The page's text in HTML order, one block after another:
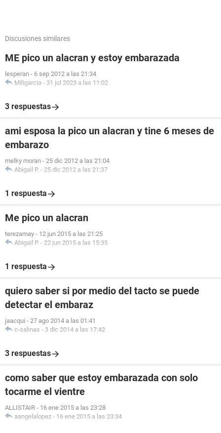
Discusiones similares
ME pico un alacran y estoy embarazada
lesperan - 6 sep 2012 a las 21:34
Miligarcia - 31 jul 2023 a las 11:02
3 respuestas
ami esposa la pico un alacran y tine 6 meses de
embarazo
melky moran - 25 dic 2012 a las 21:04
Abigail P. - 25 dic 2012 a las 21:37
1 respuesta
Me pico un alacran
terezamay - 12 jun 2015 a las 21:25
Abigail P. - 22 jun 2015 a las 15:35
1 respuesta
quiero saber si por medio del tacto se puede
detectar el embaraz
jaacqui - 27 ago 2014 a las 01:41
c-salinas - 3 dic 2014 a las 17:42
3 respuestas
como saber que estoy embarazada con solo
tocarme el vientre
ALLISTAIR - 16 ene 2015 a las 23:28
aangelalopez - 16 ene 2015 a las 23:34